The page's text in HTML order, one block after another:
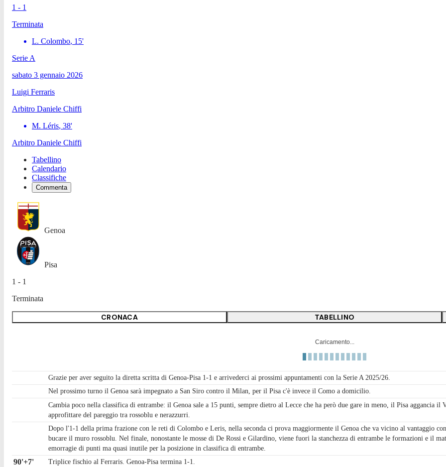
1 - 1
Terminata
L. Colombo, 15'
Serie A
sabato 3 gennaio 2026
Luigi Ferraris
Arbitro Daniele Chiffi
M. Léris, 38'
Arbitro Daniele Chiffi
Tabellino
Calendario
Classifiche
Commenta
Genoa
Pisa
1 - 1
Terminata
CRONACA TABELLINO
Caricamento...
Grazie per aver seguito la diretta scritta di Genoa-Pisa 1-1 e arrivederci ai prossimi appuntamenti con la Serie A 2025/26.
Nel prossimo turno il Genoa sarà impegnato a San Siro contro il Milan, per il Pisa c'è invece il Como a domicilio.
Cambia poco nella classifica di entrambe: il Genoa sale a 15 punti, sempre dietro al Lecce che ha però due gare in meno, il Pisa aggancia il
approfittare del pareggio tra rossoblu e nerazzurri.
Dopo l'1-1 della prima frazione con le reti di Colombo e Leris, nella seconda ci prova maggiormente il Genoa che va vicino al vantaggio
bucare il muro rossoblu. Nel finale, nonostante le mosse di De Rossi e Gilardino, viene fuori la stanchezza di entrambe le formazioni e il
emorragie di punti ma quasi inutile per la posizione in classifica di entrambe.
90'+7' Triplice fischio al Ferraris. Genoa-Pisa termina 1-1.